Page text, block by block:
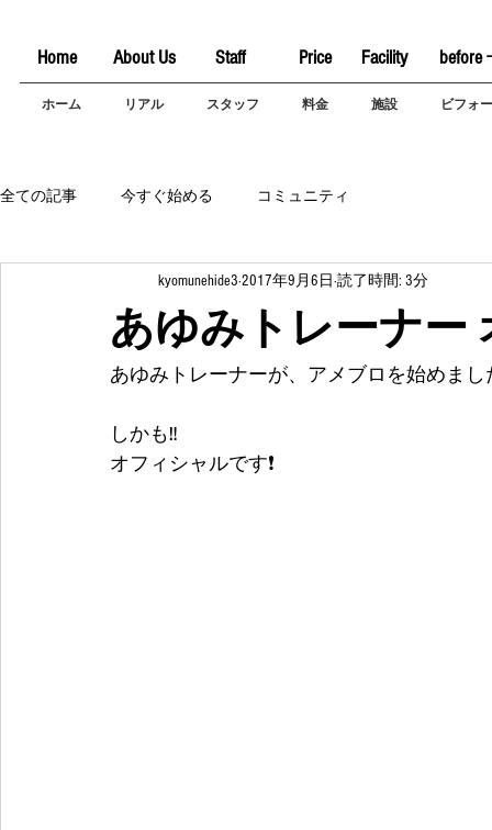
Home About Us Staff Price Facility before
ホーム リアル スタッフ 料金 施設 ビフォ
全ての記事 今すぐ始める コミュニティ
あゆみトレーナー
kyomunehide3 2017年9月6日 読了時間: 3分
あゆみトレーナーが、アメブロを始めまし
しかも‼
オフィシャルです❗